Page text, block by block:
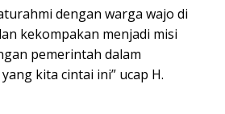
dengan warga wajo di
kekompakan menjadi misi
pemerintah dalam
kita cintai ini” ucap H.